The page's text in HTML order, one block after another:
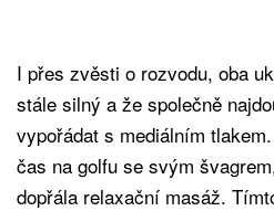
I přes zvěsti o rozvodu, oba
stále silný a že společně
vypořádat s mediálním
čas na golfu se svým
dopřála relaxační masáž.